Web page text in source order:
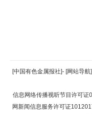
[中国有色金属报社]- [网站导航]
信息网络传播视听节目许可证
网新闻信息服务许可证